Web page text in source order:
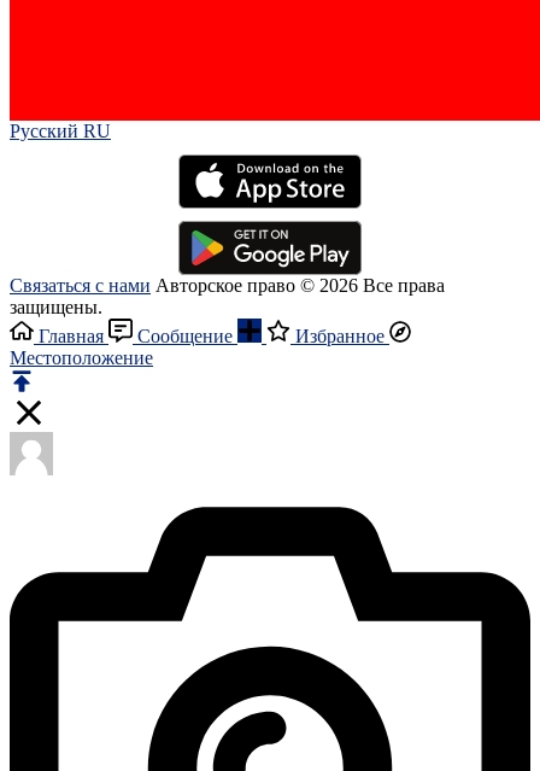
Русский RU‎
Связаться с нами Авторское право © 2026 Все права
защищены.
Главная
Сообщение
Избранное
Местоположение